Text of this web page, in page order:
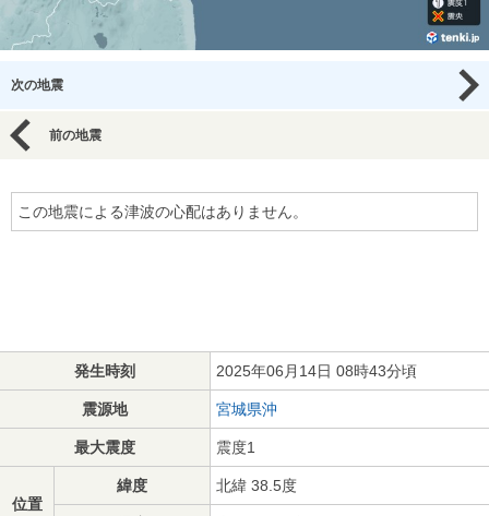
次の地震
前の地震
この地震による津波の心配はありません。
発生時刻 2025年06月14日 08時43分頃
震源地 宮城県沖
最大震度 震度1
位置
緯度 北緯 38.5度